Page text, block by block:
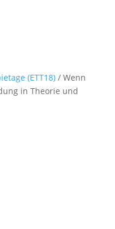
(ETT18)/ Wenn
in Theorie und